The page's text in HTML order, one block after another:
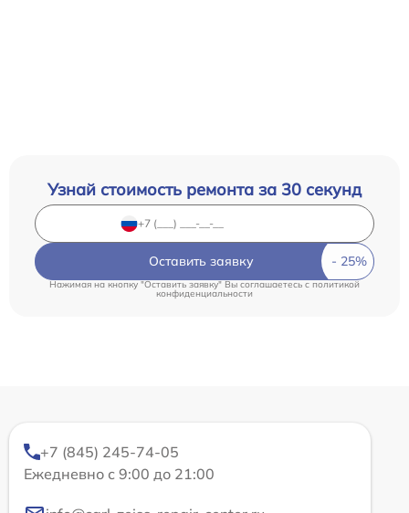
Узнай стоимость ремонта за 30 секунд
Оставить заявку
Нажимая на кнопку "Оставить заявку" Вы соглашаетесь cполитикой
конфиденциальности
+7 (845) 245-74-05
Ежедневно с 9:00 до 21:00